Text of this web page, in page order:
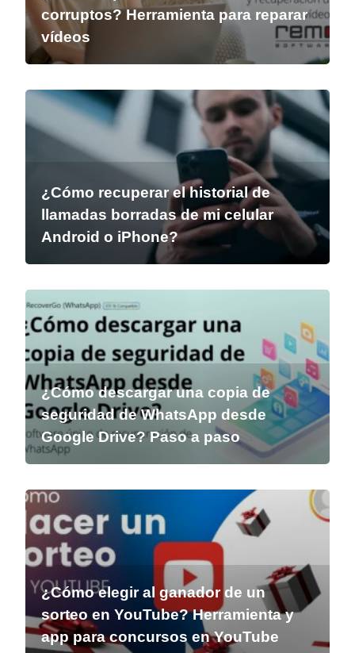
corruptos? Herramienta para reparar
vídeos
¿Cómo recuperar el historial de
llamadas borradas de mi celular
Android o iPhone?
¿Cómo descargar una copia de
seguridad de WhatsApp desde
Google Drive? Paso a paso
¿Cómo elegir al ganador de un
sorteo en YouTube? Herramienta y
app para concursos en YouTube